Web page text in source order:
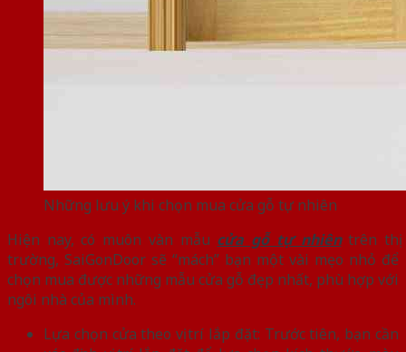
Những lưu ý khi chọn mua cửa gỗ tự nhiên
Hiện nay, có muôn vàn mẫu cửa gỗ tự nhiêntrên thị
trường, SaiGonDoor sẽ “mách” bạn một vài mẹo nhỏ để
chọn mua được những mẫu cửa gỗ đẹp nhất, phù hợp với
ngôi nhà của mình.
Lựa chọn cửa theo vị trí lắp đặt: Trước tiên, bạn cần